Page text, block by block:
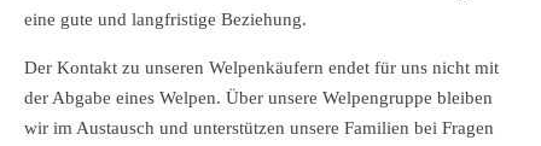
eine gute und langfristige Beziehung.
Der Kontakt zu unseren Welpenkäufern endet für uns nicht mit
der Abgabe eines Welpen. Über unsere Welpengruppe bleiben
wir im Austausch und unterstützen unsere Familien bei Fragen